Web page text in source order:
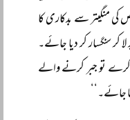
منگیتر سے بدکاری کا
کر سنگسار کر دیا جائے۔
کرے تو جبر کرنے والے
جائے۔‘‘